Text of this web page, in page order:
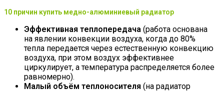
10 причин купить медно-алюминиевый радиатор
Эффективная теплопередача (работа основана
на явлении конвекции воздуха, когда до 80%
тепла передается через естественную конвекцию
воздуха, при этом воздух эффективнее
циркулирует, а температура распределяется более
равномерно).
Малый объём теплоносителя (на радиатор